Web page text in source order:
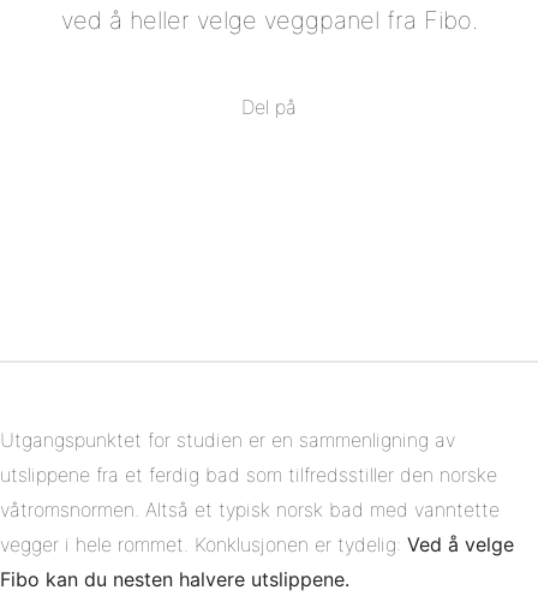
ved å heller velge veggpanel fra Fibo.
Del på
Utgangspunktet for studien er en sammenligning av
utslippene fra et ferdig bad som tilfredsstiller den norske
våtromsnormen. Altså et typisk norsk bad med vanntette
vegger i hele rommet. Konklusjonen er tydelig: Ved å velge
Fibo kan du nesten halvere utslippene.